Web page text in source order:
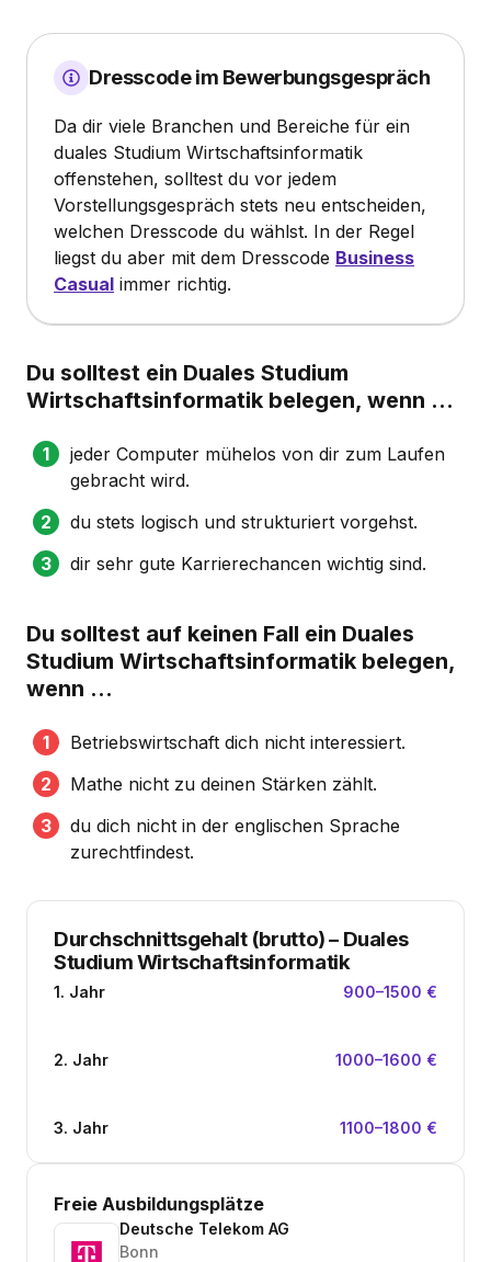
Dresscode im Bewerbungsgespräch
Da dir viele Branchen und Bereiche für ein
duales Studium Wirtschaftsinformatik
offenstehen, solltest du vor jedem
Vorstellungsgespräch stets neu entscheiden,
welchen Dresscode du wählst. In der Regel
liegst du aber mit dem Dresscode Business
Casual immer richtig.
Du solltest ein Duales Studium
Wirtschaftsinformatik belegen, wenn …
jeder Computer mühelos von dir zum Laufen
gebracht wird.
du stets logisch und strukturiert vorgehst.
dir sehr gute Karrierechancen wichtig sind.
Du solltest auf keinen Fall ein Duales
Studium Wirtschaftsinformatik belegen,
wenn …
Betriebswirtschaft dich nicht interessiert.
Mathe nicht zu deinen Stärken zählt.
du dich nicht in der englischen Sprache
zurechtfindest.
Durchschnittsgehalt (brutto)– Duales
Studium Wirtschaftsinformatik
1. Jahr 900–1500 €
2. Jahr 1000–1600 €
3. Jahr 1100–1800 €
Freie Ausbildungsplätze
Deutsche Telekom AG
Bonn